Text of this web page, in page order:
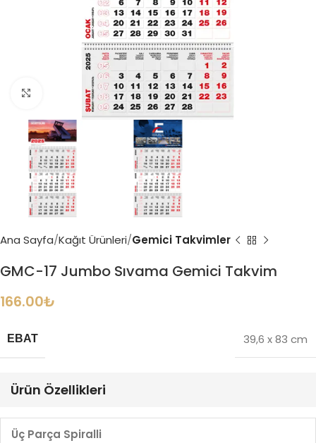
Büyütmek için tıklayın
Ana Sayfa Kağıt Ürünleri Gemici Takvimler
GMC-17 Jumbo Sıvama Gemici Takvim
166.00₺
EBAT 39,6 x 83 cm
Ürün Özellikleri
Üç Parça Spiralli